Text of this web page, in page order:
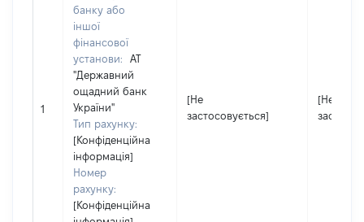
1
банку або
іншої
фінансової
установи:
АТ
"Державний
ощадний банк
України"
Тип рахунку:
[Конфіденційна
інформація]
Номер
рахунку:
[Конфіденційна
[Не
застосовується]
[Не